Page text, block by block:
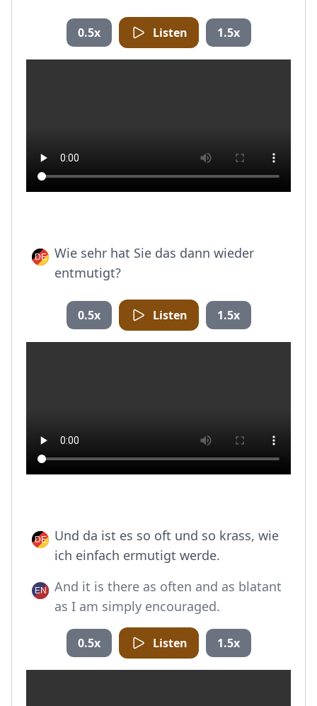
0.5x Listen 1.5x
Wie sehr hat Sie das dann wieder
entmutigt?
0.5x Listen 1.5x
Und da ist es so oft und so krass, wie
ich einfach ermutigt werde.
And it is there as often and as blatant
as I am simply encouraged.
0.5x Listen 1.5x